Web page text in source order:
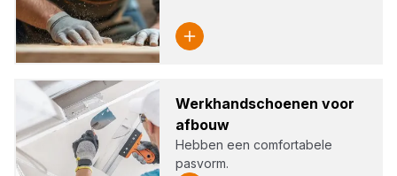
Werk­hand­schoe­nen voor
afbouw
Hebben een comfortabele
pasvorm.